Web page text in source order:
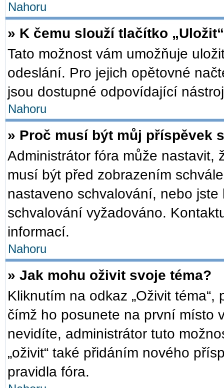
Nahoru
» K čemu slouží tlačítko
Tato možnost vám umožňuje
odeslání. Pro jejich opětovné
jsou dostupné odpovídající
Nahoru
» Proč musí být můj příspěvek
Administrátor fóra může nastavit,
musí být před zobrazením
nastaveno schvalování, nebo
schvalování vyžadováno.
informací.
Nahoru
» Jak mohu oživit svoje téma?
Kliknutím na odkaz „Oživit
čímž ho posunete na první místo
nevidíte, administrátor tuto
„oživit“ také přidáním nového
pravidla fóra.